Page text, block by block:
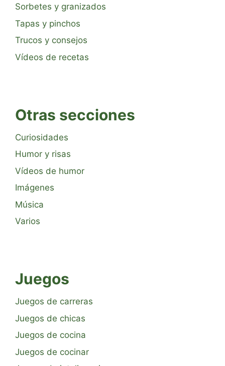
Sorbetes y granizados
Tapas y pinchos
Trucos y consejos
Vídeos de recetas
Otras secciones
Curiosidades
Humor y risas
Vídeos de humor
Imágenes
Música
Varios
Juegos
Juegos de carreras
Juegos de chicas
Juegos de cocina
Juegos de cocinar